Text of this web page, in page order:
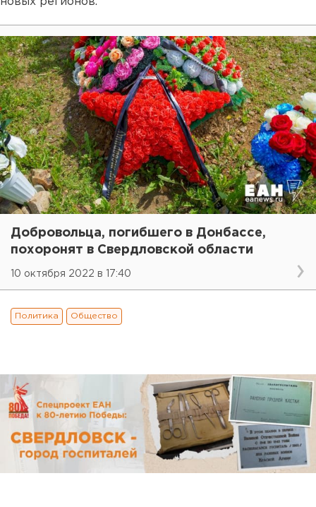
Добровольца, погибшего в Донбассе,
похоронят в Свердловской области
10 октября 2022 в 17:40
Политика Общество